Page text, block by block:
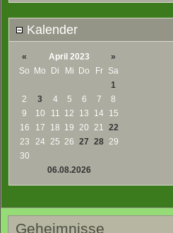
Kalender
« April 2023
»
So Mo Di Mi Do Fr
Sa
1
2
3 4 5 6 7
8
9
10 11 12 13 14 15
16
17 18 19 20 21 22
23
24 25 26 27 28 29
30
06.08.2026
Geheimnisse